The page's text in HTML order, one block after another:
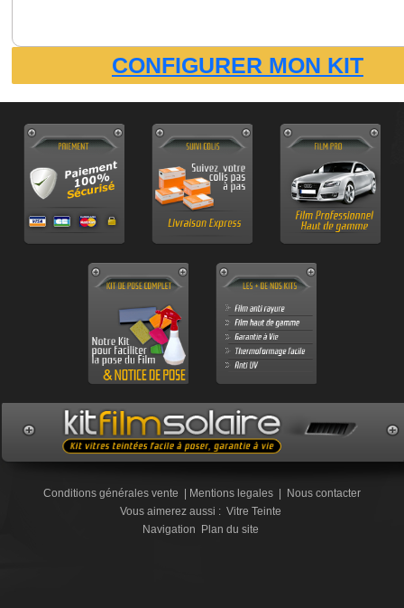
CONFIGURER MON KIT
Conditions générales vente | Mentions legales | Nous contacter
Vous aimerez aussi : Vitre Teinte
Navigation Plan du site